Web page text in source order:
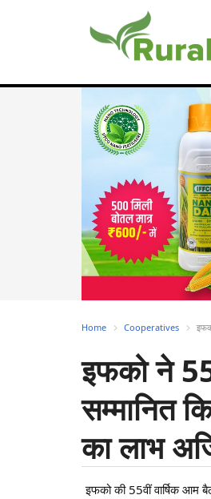
Home Cooperatives
इफको ने
सम्मानित
का लाभ
इफको की 55वीं वार्षिक आम